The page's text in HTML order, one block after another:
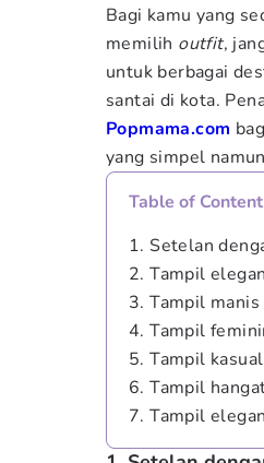
Bagi kamu yang
memilih outfit,
untuk berbagai
santai di kota.
Popmama.com
yang simpel
Table of Content
1. Setelan
2. Tampil
3. Tampil
4. Tampil
5. Tampil
6. Tampil
7. Tampil